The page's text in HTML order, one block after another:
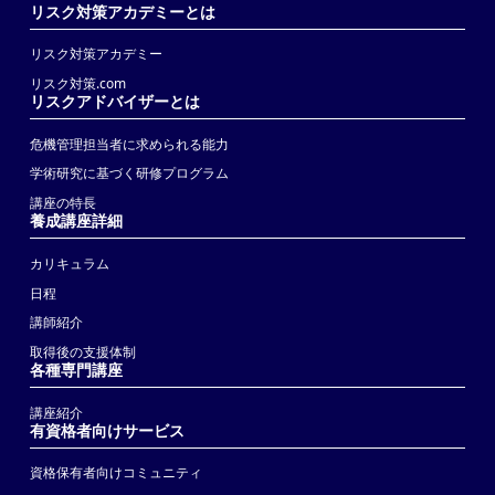
リスク対策アカデミーとは
リスク対策アカデミー
リスク対策.com
リスクアドバイザーとは
危機管理担当者に求められる能力
学術研究に基づく研修プログラム
講座の特長
養成講座詳細
カリキュラム
日程
講師紹介
取得後の支援体制
各種専門講座
講座紹介
有資格者向けサービス
資格保有者向けコミュニティ